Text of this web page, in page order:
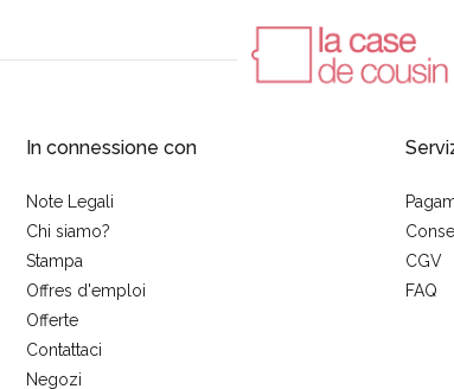
In connessione con
Note Legali
Chi siamo?
Stampa
Offres d'emploi
Offerte
Contattaci
Negozi
CGV
FAQ